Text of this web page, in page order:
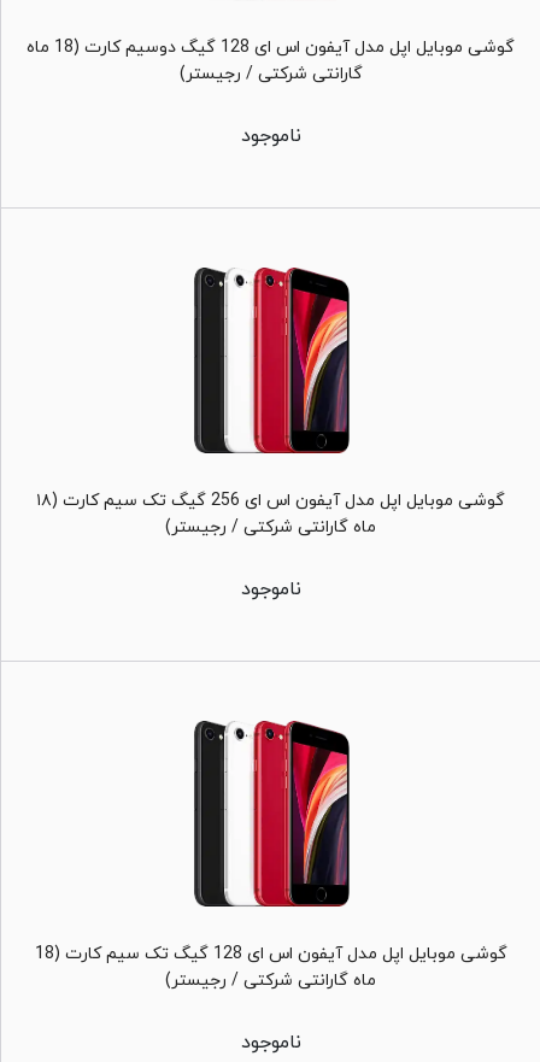
گوشی موبایل اپل مدل آیفون اس ای 128 گیگ دوسیم کارت (18 ماه
گارانتی شرکتی / رجیستر)
ناموجود
گوشی موبایل اپل مدل آیفون اس ای 256 گیگ تک سیم کارت (۱۸
ماه گارانتی شرکتی / رجیستر)
ناموجود
گوشی موبایل اپل مدل آیفون اس ای 128 گیگ تک سیم کارت (18
ماه گارانتی شرکتی / رجیستر)
ناموجود